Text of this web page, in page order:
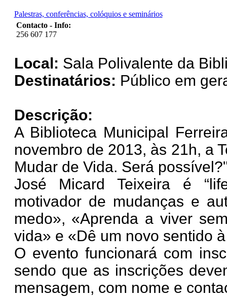
Palestras, conferências, colóquios e seminários
Contacto - Info:
256 607 177
Local: Sala Polivalente da
Destinatários: Público em
Descrição:
A Biblioteca Municipal
novembro de 2013, às 21h, a
Mudar de Vida. Será
José Micard Teixeira é
motivador de mudanças e
medo», «Aprenda a viver
vida» e «Dê um novo sentido
O evento funcionará com
sendo que as inscrições
mensagem, com nome e